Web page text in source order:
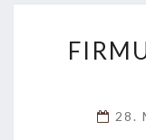
28.